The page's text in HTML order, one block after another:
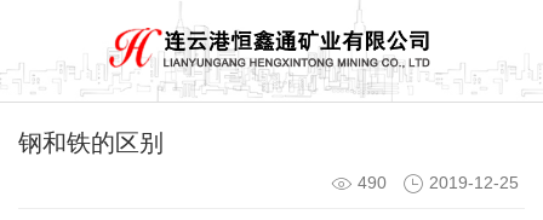
钢和铁的区别
490 2019-12-25